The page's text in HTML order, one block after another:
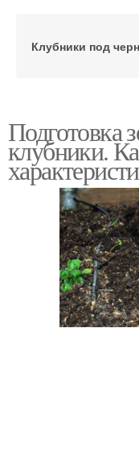
Клубники под
Грядка под
Почва для
Клубники на
Подготовка
клубники.